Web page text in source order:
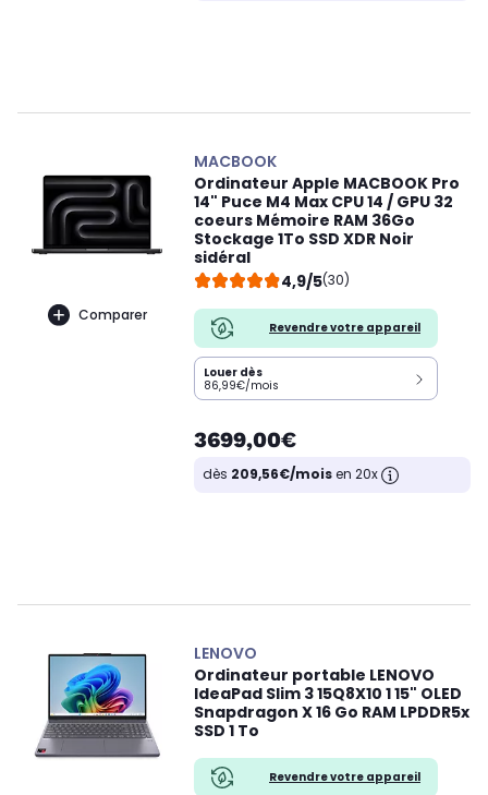
Comparer
MACBOOK
Ordinateur Apple MACBOOK Pro
14" Puce M4 Max CPU 14 / GPU 32
coeurs Mémoire RAM 36Go
Stockage 1To SSD XDR Noir
sidéral
4,9/5(30)
Revendre votre appareil
Louer dès
86,99€/mois
3699,00€
dès 209,56€/moisen 20x
LENOVO
Ordinateur portable LENOVO
IdeaPad Slim 3 15Q8X10 1 15" OLED
Snapdragon X 16 Go RAM LPDDR5x
SSD 1 To
Revendre votre appareil